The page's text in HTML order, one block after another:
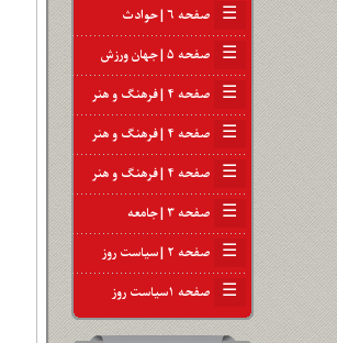
☰ صفحه ۶ | حوادث
☰ صفحه ۵ | جهان ورزش
☰ صفحه ۴ | فرهنگ و هنر
☰ صفحه ۴ | فرهنگ و هنر
☰ صفحه ۴ | فرهنگ و هنر
☰ صفحه ۳ | جامعه
☰ صفحه ۲ | سیاست روز
☰ صفحه ۱سیاست روز